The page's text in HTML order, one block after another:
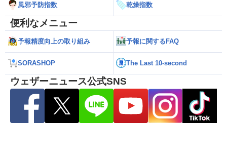
風邪予防指数 乾燥指数
便利なメニュー
予報精度向上の取り組み 予報に関するFAQ
SORASHOP The Last 10-second
ウェザーニュース公式SNS